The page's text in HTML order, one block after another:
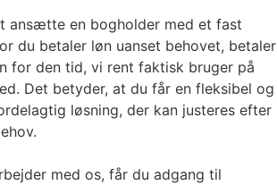
ansætte en bogholder med et fast
du betaler løn uanset behovet, betaler
for den tid, vi rent faktisk bruger på
Det betyder, at du får en fleksibel og
løsning, der kan justeres efter
med os, får du adgang til